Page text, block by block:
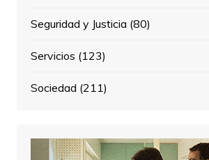
Seguridad y Justicia (80)
Servicios (123)
Sociedad (211)